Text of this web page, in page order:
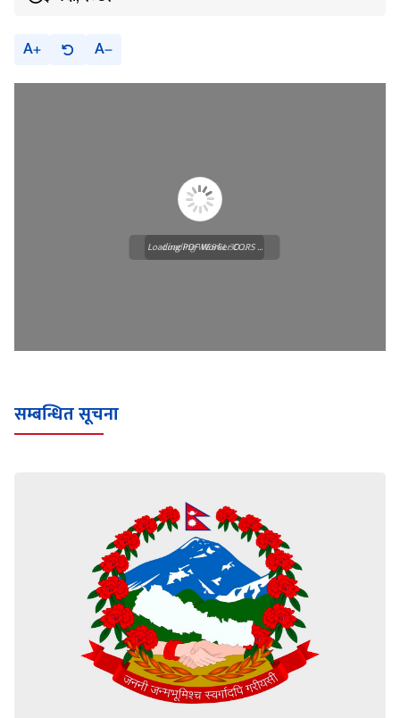
A A
Loading WEBGL 3D ...
Loading PDF Worker CORS ...
सम्बन्धित सूचना